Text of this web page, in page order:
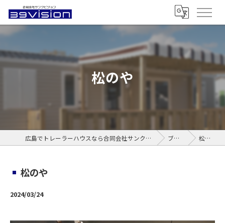
松のや
広島でトレーラーハウスなら合同会社サンクビジョン ブログ 松のや
松のや
2024/03/24